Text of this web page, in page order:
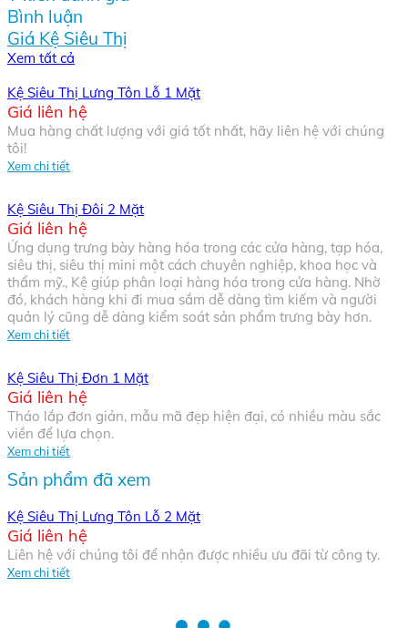
Bình luận
Giá Kệ Siêu Thị
Xem tất cả
Kệ Siêu Thị Lưng Tôn Lỗ 1 Mặt
Giá liên hệ
Mua hàng chất lượng với giá tốt nhất, hãy liên hệ với chúng
tôi!
Xem chi tiết
Kệ Siêu Thị Đôi 2 Mặt
Giá liên hệ
Ứng dụng trưng bày hàng hóa trong các cửa hàng, tạp hóa,
siêu thị, siêu thị mini một cách chuyên nghiệp, khoa học và
thẩm mỹ., Kệ giúp phân loại hàng hóa trong cửa hàng. Nhờ
đó, khách hàng khi đi mua sắm dễ dàng tìm kiếm và người
quản lý cũng dễ dàng kiểm soát sản phẩm trưng bày hơn.
Xem chi tiết
Kệ Siêu Thị Đơn 1 Mặt
Giá liên hệ
Tháo lắp đơn giản, mẫu mã đẹp hiện đại, có nhiều màu sắc
viền để lựa chọn.
Xem chi tiết
Sản phẩm đã xem
Kệ Siêu Thị Lưng Tôn Lỗ 2 Mặt
Giá liên hệ
Liên hệ với chúng tôi để nhận được nhiều ưu đãi từ công ty.
Xem chi tiết